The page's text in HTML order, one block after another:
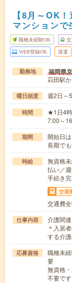
【8月～OK
マンション
職種未経験OK
WEB登録OK 派遣
勤務地 福岡県
苅田駅
曜日頻度 週2日～
時間
★1日4
7:00～
期間
開始日
長期で
時給
無資格
払い／
手続き
交通
交通費
仕事内容
介護関連
＊入居
する介
応募資格
職種未
要
無資格
不要で